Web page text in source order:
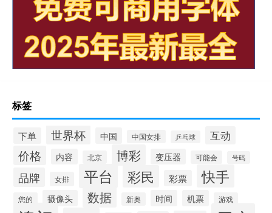
标签
下单 世界杯 中国 中国女排 乒乓球 互动
价格 内容 北京 博彩 变压器 可能会 号码
品牌 女排 平台 彩民 彩票 快手
您的 摄像头 数据 新奥 时间 机票 游戏